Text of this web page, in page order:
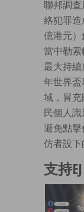
聯邦調查
絡犯罪
億港元）
當中勒索
最大持續
年世界盃
域，冒充
民個人
避免點
仿者設下
支持